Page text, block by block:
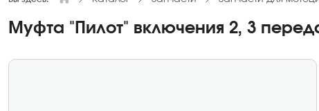
Муфта "Пилот" включения 2, 3